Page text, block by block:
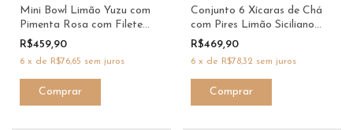
Mini Bowl Limão Yuzu com
Pimenta Rosa com Filete
Verde MasterChef - Dani
Fernandes e Scalla
R$459,90
6 x de R$76,65 sem juros
Conjunto 6 Xícaras de Chá
com Pires Limão Siciliano
Masterchef - Dani
Fernandes e Scalla
R$469,90
6 x de R$78,32 sem juros